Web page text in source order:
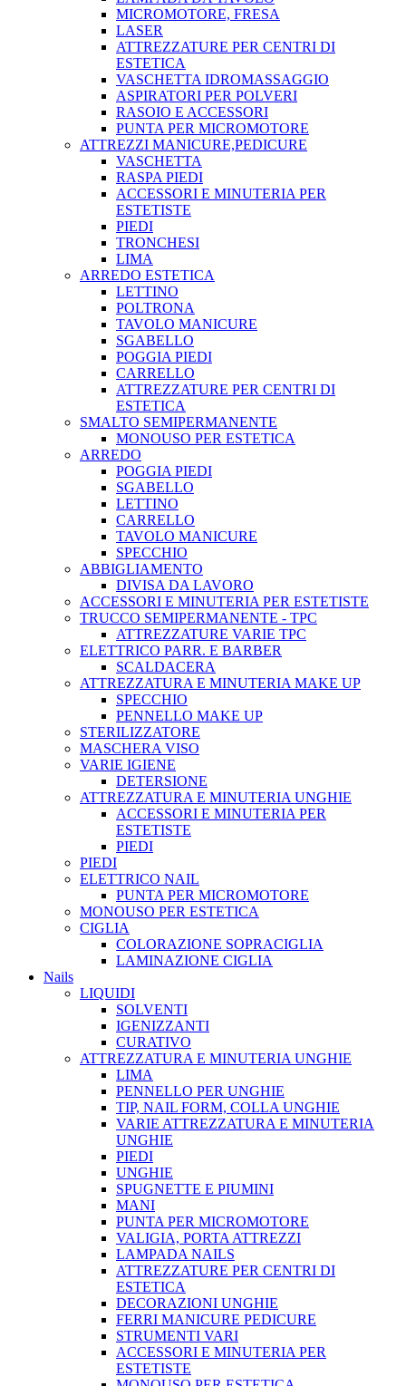
MICROMOTORE, FRESA
LASER
ATTREZZATURE PER CENTRI DI
ESTETICA
VASCHETTA IDROMASSAGGIO
ASPIRATORI PER POLVERI
RASOIO E ACCESSORI
PUNTA PER MICROMOTORE
ATTREZZI MANICURE,PEDICURE
VASCHETTA
RASPA PIEDI
ACCESSORI E MINUTERIA PER
ESTETISTE
PIEDI
TRONCHESI
LIMA
ARREDO ESTETICA
LETTINO
POLTRONA
TAVOLO MANICURE
SGABELLO
POGGIA PIEDI
CARRELLO
ATTREZZATURE PER CENTRI DI
ESTETICA
SMALTO SEMIPERMANENTE
MONOUSO PER ESTETICA
ARREDO
POGGIA PIEDI
SGABELLO
LETTINO
CARRELLO
TAVOLO MANICURE
SPECCHIO
ABBIGLIAMENTO
DIVISA DA LAVORO
ACCESSORI E MINUTERIA PER ESTETISTE
TRUCCO SEMIPERMANENTE - TPC
ATTREZZATURE VARIE TPC
ELETTRICO PARR. E BARBER
SCALDACERA
ATTREZZATURA E MINUTERIA MAKE UP
SPECCHIO
PENNELLO MAKE UP
STERILIZZATORE
MASCHERA VISO
VARIE IGIENE
DETERSIONE
ATTREZZATURA E MINUTERIA UNGHIE
ACCESSORI E MINUTERIA PER
ESTETISTE
PIEDI
PIEDI
ELETTRICO NAIL
PUNTA PER MICROMOTORE
MONOUSO PER ESTETICA
CIGLIA
COLORAZIONE SOPRACIGLIA
LAMINAZIONE CIGLIA
Nails
LIQUIDI
SOLVENTI
IGENIZZANTI
CURATIVO
ATTREZZATURA E MINUTERIA UNGHIE
LIMA
PENNELLO PER UNGHIE
TIP, NAIL FORM, COLLA UNGHIE
VARIE ATTREZZATURA E MINUTERIA
UNGHIE
PIEDI
UNGHIE
SPUGNETTE E PIUMINI
MANI
PUNTA PER MICROMOTORE
VALIGIA, PORTA ATTREZZI
LAMPADA NAILS
ATTREZZATURE PER CENTRI DI
ESTETICA
DECORAZIONI UNGHIE
FERRI MANICURE PEDICURE
STRUMENTI VARI
ACCESSORI E MINUTERIA PER
ESTETISTE